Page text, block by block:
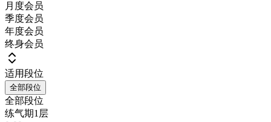
月度会员
季度会员
年度会员
终身会员
适用段位
全部段位
全部段位
练气期1层